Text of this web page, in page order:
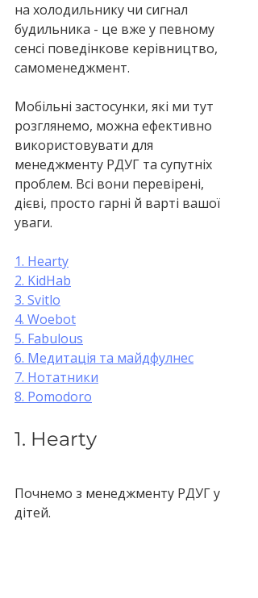
на холодильнику чи сигнал
будильника - це вже у певному
сенсі поведінкове керівництво,
самоменеджмент.
Мобільні застосунки, які ми тут
розглянемо, можна ефективно
використовувати для
менеджменту РДУГ та супутніх
проблем. Всі вони перевірені,
дієві, просто гарні й варті вашої
уваги.
1. Hearty
2. KidHab
3. Svitlo
4. Woebot
5. Fabulous
6. Медитація та майдфулнес
7. Нотатники
8. Pomodoro
1. Hearty
Почнемо з менеджменту РДУГ у
дітей.